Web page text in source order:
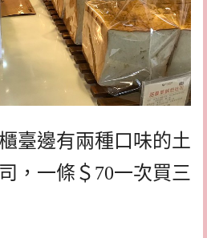
臺邊有兩種口味的土
，一條＄70一次買三